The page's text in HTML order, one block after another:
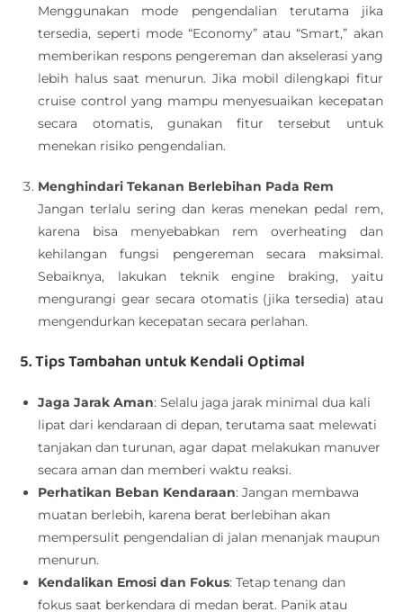
Menggunakan mode pengendalian terutama jika
tersedia, seperti mode “Economy” atau “Smart,” akan
memberikan respons pengereman dan akselerasi yang
lebih halus saat menurun. Jika mobil dilengkapi fitur
cruise control yang mampu menyesuaikan kecepatan
secara otomatis, gunakan fitur tersebut untuk
menekan risiko pengendalian.
Menghindari Tekanan Berlebihan Pada Rem
Jangan terlalu sering dan keras menekan pedal rem,
karena bisa menyebabkan rem overheating dan
kehilangan fungsi pengereman secara maksimal.
Sebaiknya, lakukan teknik engine braking, yaitu
mengurangi gear secara otomatis (jika tersedia) atau
mengendurkan kecepatan secara perlahan.
5. Tips Tambahan untuk Kendali Optimal
Jaga Jarak Aman: Selalu jaga jarak minimal dua kali
lipat dari kendaraan di depan, terutama saat melewati
tanjakan dan turunan, agar dapat melakukan manuver
secara aman dan memberi waktu reaksi.
Perhatikan Beban Kendaraan: Jangan membawa
muatan berlebih, karena berat berlebihan akan
mempersulit pengendalian di jalan menanjak maupun
menurun.
Kendalikan Emosi dan Fokus: Tetap tenang dan
fokus saat berkendara di medan berat. Panik atau